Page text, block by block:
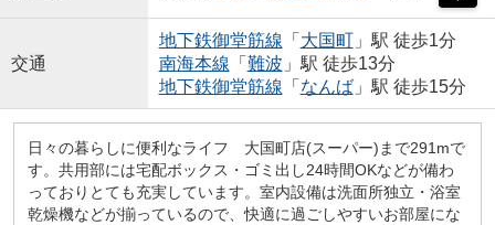
交通
地下鉄御堂筋線 「 大国町」駅 徒歩1分
南海本線 「 難波 」駅 徒歩13分
地下鉄御堂筋線 「 なんば」駅 徒歩15分
日々の暮らしに便利なライフ 大国町店(スーパー)まで291mで
す。共用部には宅配ボックス・ゴミ出し24時間OKなどが備わ
っておりとても充実しています。室内設備は洗面所独立・浴室
乾燥機などが揃っているので、快適に過ごしやすいお部屋にな